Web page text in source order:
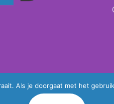
Als je doorgaat met het